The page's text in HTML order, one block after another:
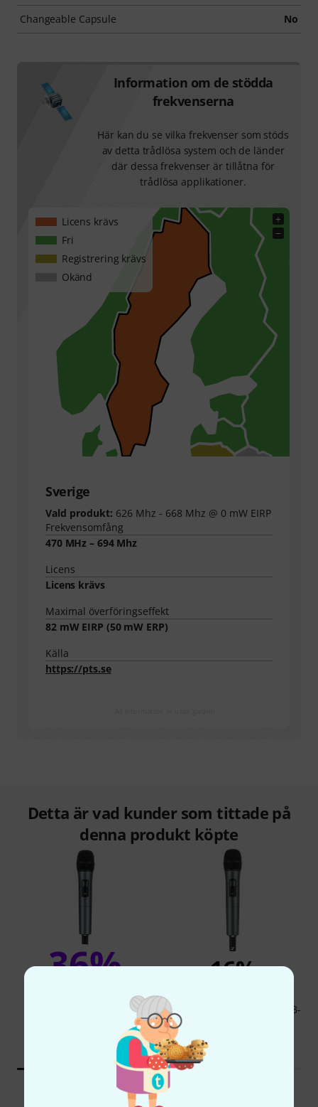
Changeable Capsule No
Information om de stödda
frekvenserna
Här kan du se vilka frekvenser som stöds
av detta trådlösa system och de länder
där dessa frekvenser är tillåtna för
trådlösa applikationer.
+
−
Licens krävs
Fri
Registrering krävs
Okänd
Sverige
Vald produkt: 626 Mhz - 668 Mhz @ 0 mW EIRP
Frekvensomfång
470 MHz – 694 Mhz
Licens
Licens krävs
Maximal överföringseffekt
82mW EIRP (50mW ERP)
Källa
https://pts.se
Detta är vad kunder som tittade på
denna produkt köpte
36% 16%
Sennheiser SKM 825-XSW-B-
Jämför